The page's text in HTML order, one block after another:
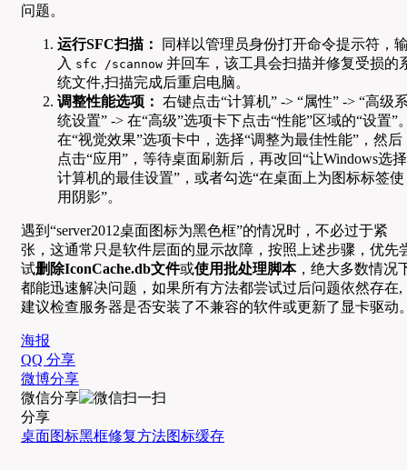
问题。
运行SFC扫描：
同样以管理员身份打开命令提示符，
入 sfc /scannow 并回车，该工具会扫描并修复受损的
统文件,扫描完成后重启电脑。
调整性能选项： 右键点击“计算机” -> “属性” -> “高级
统设置” -> 在“高级”选项卡下点击“性能”区域的“设置”
在“视觉效果”选项卡中，选择“调整为最佳性能”，然后
点击“应用”，等待桌面刷新后，再改回“让Windows选择
计算机的最佳设置”，或者勾选“在桌面上为图标标签使
用阴影”。
遇到“server2012桌面图标为黑色框”的情况时，不必过于紧
张，这通常只是软件层面的显示故障，按照上述步骤，优先
试删除IconCache.db文件或使用批处理脚本，绝大多数情况
都能迅速解决问题，如果所有方法都尝试过后问题依然存在,
建议检查服务器是否安装了不兼容的软件或更新了显卡驱动
海报
QQ 分享
微博分享
微信分享
分享
桌面图标黑框修复方法图标缓存